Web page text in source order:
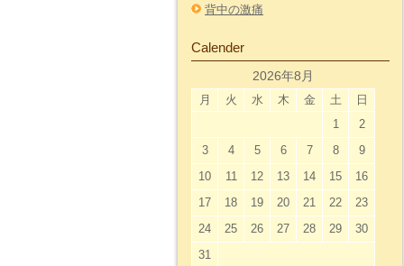
背中の激痛
Calender
2026年8月
月 火 水 木 金 土 日
1
2
3
4 5 6 7 8
9
10
11 12 13 14 15
16
17
18 19 20 21 22
23
24
25 26 27 28 29
30
31